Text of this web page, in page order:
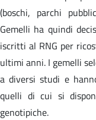
(boschi, parchi
Gemelli ha quindi
iscritti al RNG per
ultimi anni. I gemelli
a diversi studi e
quelli di cui si
genotipiche.